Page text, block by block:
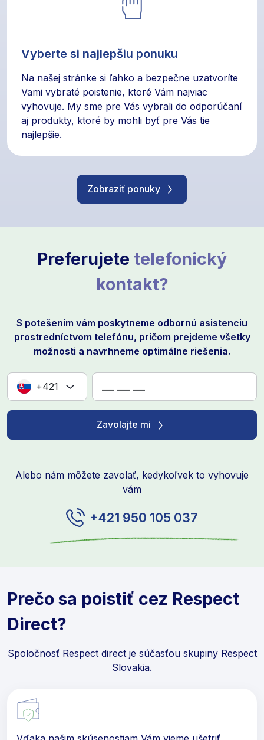
Vyberte si najlepšiu ponuku
Na našej stránke si ľahko a bezpečne uzatvoríte
Vami vybraté poistenie, ktoré Vám najviac
vyhovuje. My sme pre Vás vybrali do odporúčaní
aj produkty, ktoré by mohli byť pre Vás tie
najlepšie.
Zobraziť ponuky
Preferujete telefonický
kontakt?
S potešením vám poskytneme odbornú asistenciu
prostredníctvom telefónu, pričom prejdeme všetky
možnosti a navrhneme optimálne riešenia.
+421
Zavolajte mi
Alebo nám môžete zavolať, kedykoľvek to vyhovuje
vám
+421 950 105 037
Prečo sa poistiť cez Respect
Direct?
Spoločnosť Respect direct je súčasťou skupiny Respect
Slovakia.